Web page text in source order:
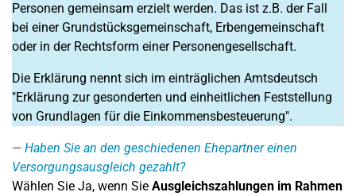
Personen gemeinsam erzielt werden. Das ist z.B. der Fall
bei einer Grundstücksgemeinschaft, Erbengemeinschaft
oder in der Rechtsform einer Personengesellschaft.
Die Erklärung nennt sich im einträglichen Amtsdeutsch
"Erklärung zur gesonderten und einheitlichen Feststellung
von Grundlagen für die Einkommensbesteuerung".
Haben Sie an den geschiedenen Ehepartner einen
Versorgungsausgleich gezahlt?
Wählen Sie Ja, wenn Sie Ausgleichszahlungen im Rahmen